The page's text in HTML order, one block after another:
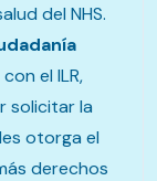
del NHS.
el ILR,
solicitar la
otorga el
derechos